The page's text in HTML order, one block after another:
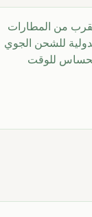
من المطارات
للشحن الجوي
للوقت